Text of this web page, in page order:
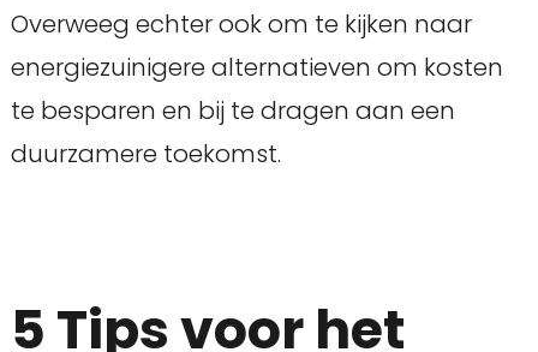
Overweeg echter ook om te kijken naar
energiezuinigere alternatieven om kosten
te besparen en bij te dragen aan een
duurzamere toekomst.
5 Tips voor het